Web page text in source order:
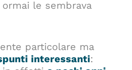
ormai le sembrava
particolare ma
interessanti: